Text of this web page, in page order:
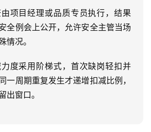
项目经理或品质专员执行，结果
全例会上公开，允许安全主管当场
情况。
度采用阶梯式，首次缺岗轻扣并
一周期重复发生才递增扣减比例，
出窗口。